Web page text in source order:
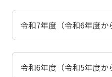
令和7年度（令和6年度か
令和6年度（令和5年度か